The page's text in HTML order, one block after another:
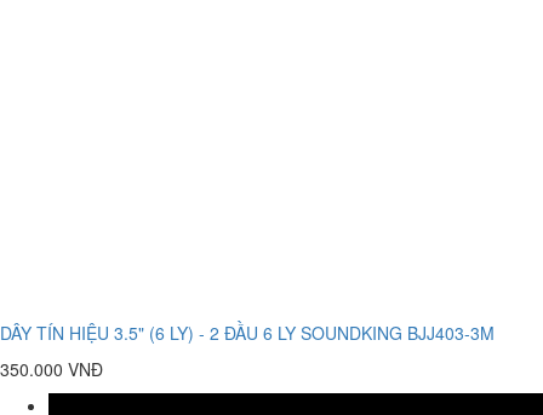
DÂY TÍN HIỆU 3.5" (6 LY) - 2 ĐẦU 6 LY SOUNDKING BJJ403-3M
350.000 VNĐ